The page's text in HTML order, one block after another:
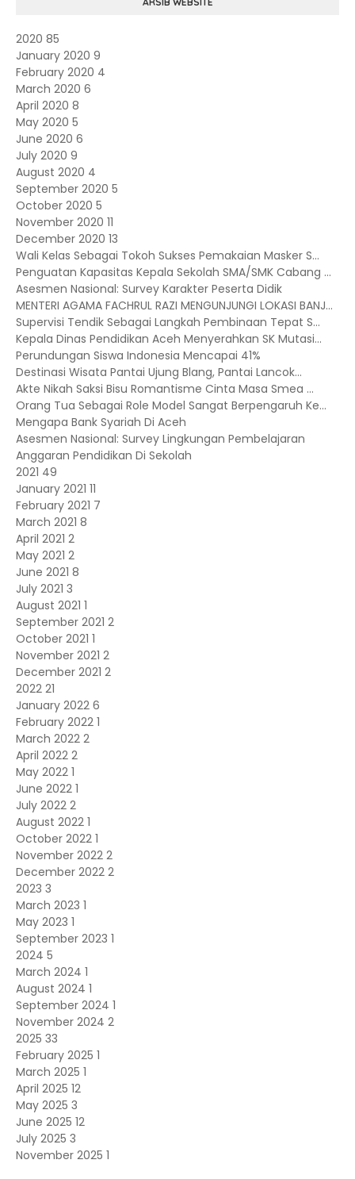
2020 85
January 2020 9
February 2020 4
March 2020 6
April 2020 8
May 2020 5
June 2020 6
July 2020 9
August 2020 4
September 2020 5
October 2020 5
November 2020 11
December 2020 13
Wali Kelas Sebagai Tokoh Sukses Pemakaian Masker S...
Penguatan Kapasitas Kepala Sekolah SMA/SMK Cabang ...
Asesmen Nasional: Survey Karakter Peserta Didik
MENTERI AGAMA FACHRUL RAZI MENGUNJUNGI LOKASI BANJ...
Supervisi Tendik Sebagai Langkah Pembinaan Tepat S...
Kepala Dinas Pendidikan Aceh Menyerahkan SK Mutasi...
Perundungan Siswa Indonesia Mencapai 41%
Destinasi Wisata Pantai Ujung Blang, Pantai Lancok...
Akte Nikah Saksi Bisu Romantisme Cinta Masa Smea ...
Orang Tua Sebagai Role Model Sangat Berpengaruh Ke...
Mengapa Bank Syariah Di Aceh
Asesmen Nasional: Survey Lingkungan Pembelajaran
Anggaran Pendidikan Di Sekolah
2021 49
January 2021 11
February 2021 7
March 2021 8
April 2021 2
May 2021 2
June 2021 8
July 2021 3
August 2021 1
September 2021 2
October 2021 1
November 2021 2
December 2021 2
2022 21
January 2022 6
February 2022 1
March 2022 2
April 2022 2
May 2022 1
June 2022 1
July 2022 2
August 2022 1
October 2022 1
November 2022 2
December 2022 2
2023 3
March 2023 1
May 2023 1
September 2023 1
2024 5
March 2024 1
August 2024 1
September 2024 1
November 2024 2
2025 33
February 2025 1
March 2025 1
April 2025 12
May 2025 3
June 2025 12
July 2025 3
November 2025 1